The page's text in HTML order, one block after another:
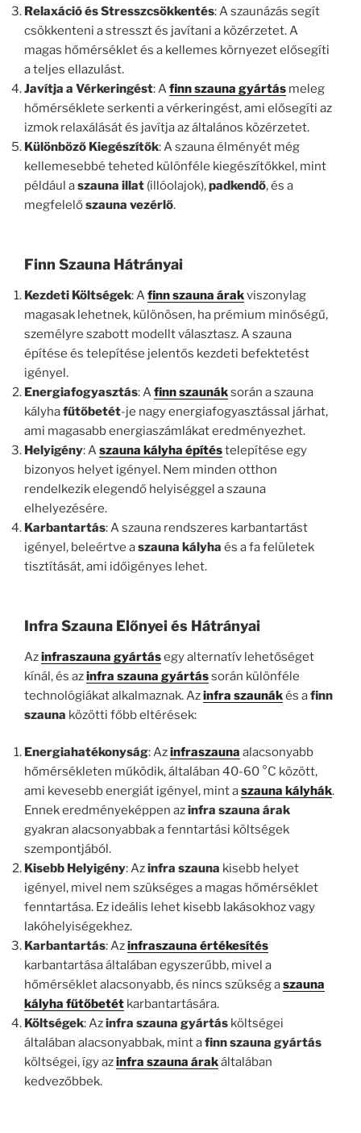
Relaxáció és Stresszcsökkentés: A szaunázás segít
csökkenteni a stresszt és javítani a közérzetet. A
magas hőmérséklet és a kellemes környezet elősegíti
a teljes ellazulást.
Javítja a Vérkeringést: Afinn szauna gyártás meleg
hőmérséklete serkenti a vérkeringést, ami elősegíti az
izmok relaxálását és javítja az általános közérzetet.
Különböző Kiegészítők: A szauna élményét még
kellemesebbé teheted különféle kiegészítőkkel, mint
például aszauna illat (illóolajok),padkendő, és a
megfelelőszauna vezérlő.
Finn Szauna Hátrányai
Kezdeti Költségek: Afinn szauna árakviszonylag
magasak lehetnek, különösen, ha prémium minőségű,
személyre szabott modellt választasz. A szauna
építése és telepítése jelentős kezdeti befektetést
igényel.
Energiafogyasztás: Afinn szaunáksorán a szauna
kályhafűtőbetét-je nagy energiafogyasztással járhat,
ami magasabb energiaszámlákat eredményezhet.
Helyigény: Aszauna kályha építéstelepítése egy
bizonyos helyet igényel. Nem minden otthon
rendelkezik elegendő helyiséggel a szauna
elhelyezésére.
Karbantartás: A szauna rendszeres karbantartást
igényel, beleértve aszauna kályha és a fa felületek
tisztítását, ami időigényes lehet.
Infra Szauna Előnyei és Hátrányai
Azinfraszauna gyártásegy alternatív lehetőséget
kínál, és azinfra szauna gyártássorán különféle
technológiákat alkalmaznak. Azinfra szaunákés afinn
szauna közötti főbb eltérések:
Energiahatékonyság: Azinfraszauna alacsonyabb
hőmérsékleten működik, általában 40-60 °C között,
ami kevesebb energiát igényel, mint aszauna kályhák.
Ennek eredményeképpen azinfra szauna árak
gyakran alacsonyabbak a fenntartási költségek
szempontjából.
Kisebb Helyigény: Azinfra szauna kisebb helyet
igényel, mivel nem szükséges a magas hőmérséklet
fenntartása. Ez ideális lehet kisebb lakásokhoz vagy
lakóhelyiségekhez.
Karbantartás: Azinfraszauna értékesítés
karbantartása általában egyszerűbb, mivel a
hőmérséklet alacsonyabb, és nincs szükség aszauna
kályha fűtőbetét karbantartására.
Költségek: Azinfra szauna gyártás költségei
általában alacsonyabbak, mint afinn szauna gyártás
költségei, így azinfra szauna árakáltalában
kedvezőbbek.